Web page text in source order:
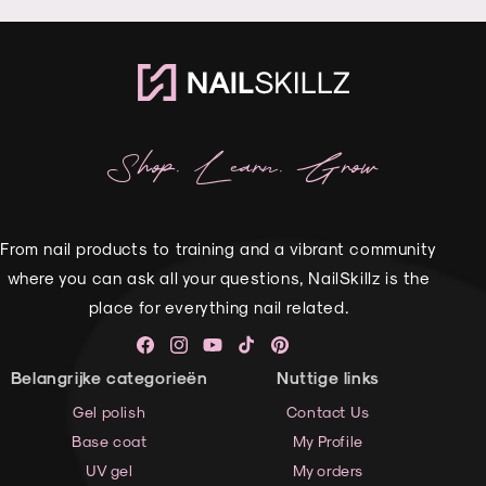
Shop. Learn. Grow
From nail products to training and a vibrant community
where you can ask all your questions, NailSkillz is the
place for everything nail related.
Facebook
Instagram
YouTubeTikTokPinterest
Belangrijke categorieën
Gel polish
Base coat
UV gel
Nuttige links
Contact Us
My Profile
My orders